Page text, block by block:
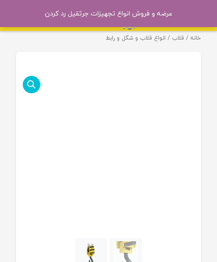
خانه/ قلاب / انواع قلاب و شگل و رابط
عرضه و فروش انواع تجهیزات جرثقیل رد کردن